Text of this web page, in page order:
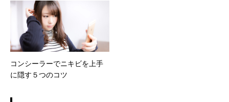
コンシーラーでニキビを上手
に隠す５つのコツ